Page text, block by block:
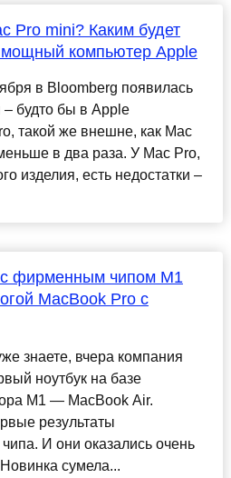
Pro mini? Каким будет
компьютер Apple
в Bloomberg появилась
будто бы в Apple
такой же внешне, как Mac
в два раза. У Mac Pro,
изделия, есть недостатки –
фирменным чипом M1
MacBook Pro с
знаете, вчера компания
ноутбук на базе
M1 — MacBook Air.
результаты
И они оказались очень
сумела...